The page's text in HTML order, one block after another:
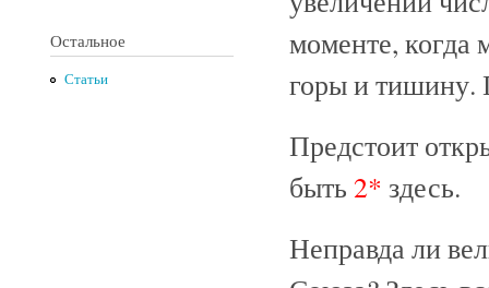
Остальное
Статьи
моменте, когда
горы и тишину.
Предстоит
быть 2* здесь.
Неправда ли